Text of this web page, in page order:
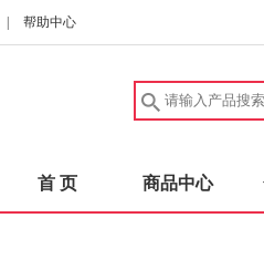
帮助中心
首 页 商品中心